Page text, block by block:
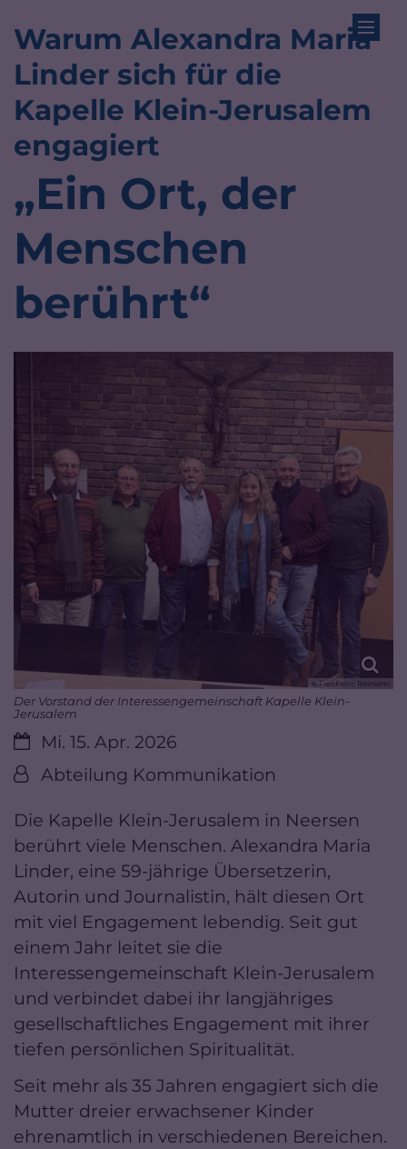
Zum Inhalt springen
Warum Alexandra Maria
Linder sich für die
Kapelle Klein-Jerusalem
engagiert
„Ein Ort, der
Menschen
berührt“
© Freidhelm Reimann
Der Vorstand der Interessengemeinschaft Kapelle Klein-
Jerusalem
Datum:
Mi. 15. Apr. 2026
Von:Abteilung Kommunikation
Die Kapelle Klein-Jerusalem in Neersen
berührt viele Menschen. Alexandra Maria
Linder, eine 59-jährige Übersetzerin,
Autorin und Journalistin, hält diesen Ort
mit viel Engagement lebendig. Seit gut
einem Jahr leitet sie die
Interessengemeinschaft Klein-Jerusalem
und verbindet dabei ihr langjähriges
gesellschaftliches Engagement mit ihrer
tiefen persönlichen Spiritualität.
Seit mehr als 35 Jahren engagiert sich die
Mutter dreier erwachsener Kinder
ehrenamtlich in verschiedenen Bereichen.